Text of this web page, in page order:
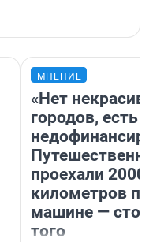
МНЕНИЕ
«Нет
городов, есть
проехали 2000
километров по
машине —
того